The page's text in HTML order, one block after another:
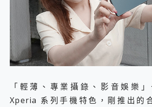
iPhone 17 系列 有認證的防護來囉！ imos 首家導入 UL MCV 行銷宣告驗證的手機配件品牌
DJI Osmo Pocket 3 爽爽帶回家 歡慶 EaseUS 21 週年到來，「Slogan 海報徵稿活動」好康大放送
小巧好吸不擋鏡頭 有Qi2認證的 ONPRO MagReact MXs2 5000mAh薄型磁吸無線急速行動電源 開箱 評測
會走動的冷暖氣 SONY REON POCKET PRO 穿戴式智慧冷暖調溫裝置 開箱 評測
寶可夢飛人外掛iToolab AnyGo全新升級，GO Fest 五折優惠嗨翻天！支援 iOS/Android！
超好用的 PLAUD NotePin AI 智慧錄音膠囊~ 您的AI 秘書已上線 每月免費送你 300分鐘轉寫
自帶線的 有線無線都能充 ONPRO MagReact M5 10000mAh 5合1 磁吸無線急速行動電源 開箱 評測
「輕薄、專業攝錄、影音娛樂
Xperia 系列手機特色，剛推出的